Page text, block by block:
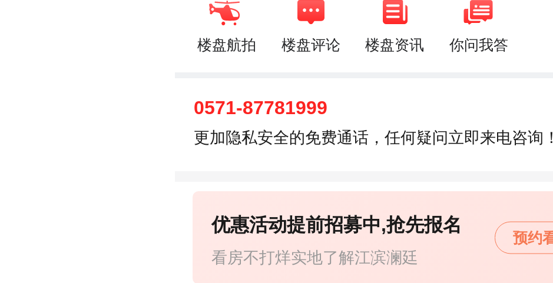
楼盘航拍 楼盘评论 楼盘资讯 你问我答
0571-87781999
更加隐私安全的免费通话，任何疑问立即来电咨询！
看房不打烊实地了解江滨澜廷
优惠活动提前招募中,抢先报名
预约